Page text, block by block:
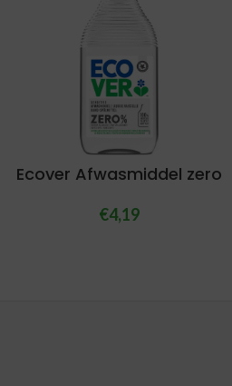
Ecover Afwasmiddel zero
€4,19